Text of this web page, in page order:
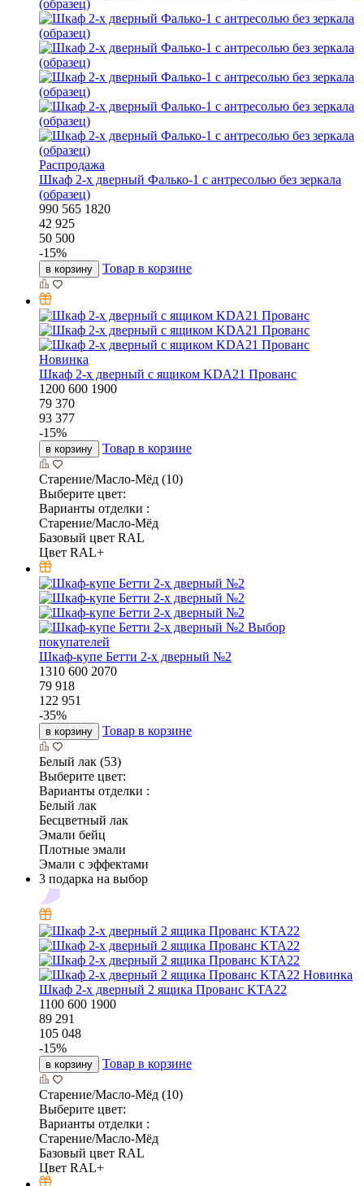
в корзину
Бесцветный лак
Выберите цвет:
Варианты отделки :
Бесцветный лак
Часы Рим
320 20 320
1 477
1 588
-7%
в корзину
Бесцветный лак
Выберите цвет:
Варианты отделки :
Бесцветный лак
Комод Квадро
865 435 840
22 875
24 597
-7%
в корзину
Бесцветный лак
Выберите цвет:
Варианты отделки :
Бесцветный лак
1 подарок на выбор
Шкаф 2-х дверный Оскар-2 (комбинированный)
800 600 1900
44 100
47 419
- 7%
в корзину
Бесцветный лак
Выберите цвет:
Варианты отделки :
Бесцветный лак
Похожие товары
Распродажа
Шкаф 2-х дверный Фалько-1 с антресолью без зеркала
(образец)